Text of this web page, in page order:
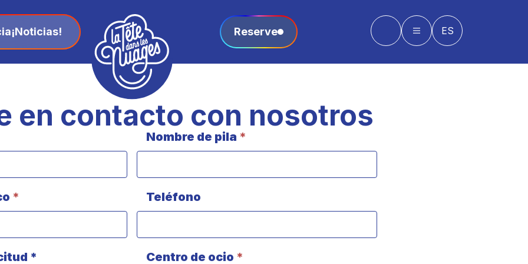
¡Noticias! Reserve ES
en contacto con nosotros
Nombre de pila *
* Teléfono
* Centro de ocio *